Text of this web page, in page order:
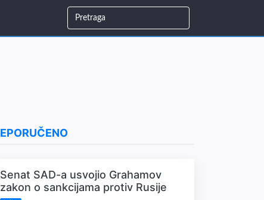
Senat SAD-a usvojio Grahamov
zakon o sankcijama protiv Rusije